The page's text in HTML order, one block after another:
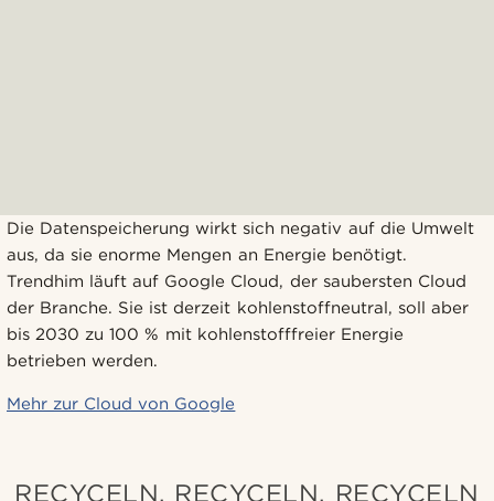
Die Datenspeicherung wirkt sich negativ auf die Umwelt
aus, da sie enorme Mengen an Energie benötigt.
Trendhim läuft auf Google Cloud, der saubersten Cloud
der Branche. Sie ist derzeit kohlenstoffneutral, soll aber
bis 2030 zu 100 % mit kohlenstofffreier Energie
betrieben werden.
Mehr zur Cloud von Google
RECYCELN, RECYCELN, RECYCELN